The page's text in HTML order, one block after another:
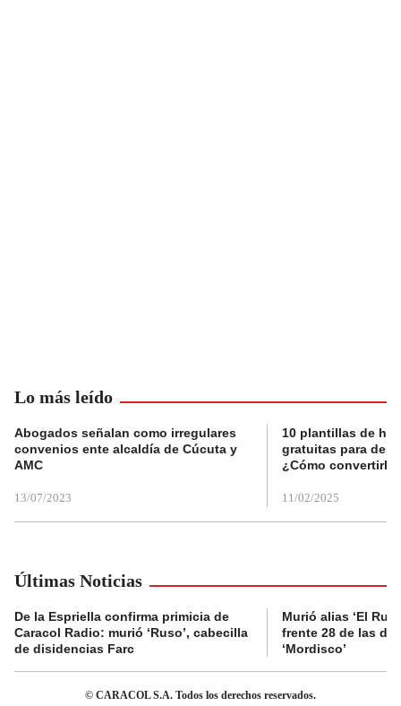
Lo más leído
Abogados señalan como irregulares
convenios ente alcaldía de Cúcuta y
AMC
13/07/2023
10 plantillas de
gratuitas para
¿Cómo convertirla
11/02/2025
Últimas Noticias
De la Espriella confirma primicia de
Caracol Radio: murió ‘Ruso’, cabecilla
de disidencias Farc
Murió alias ‘El
frente 28 de las
‘Mordisco’
© CARACOL S.A. Todos los derechos reservados.